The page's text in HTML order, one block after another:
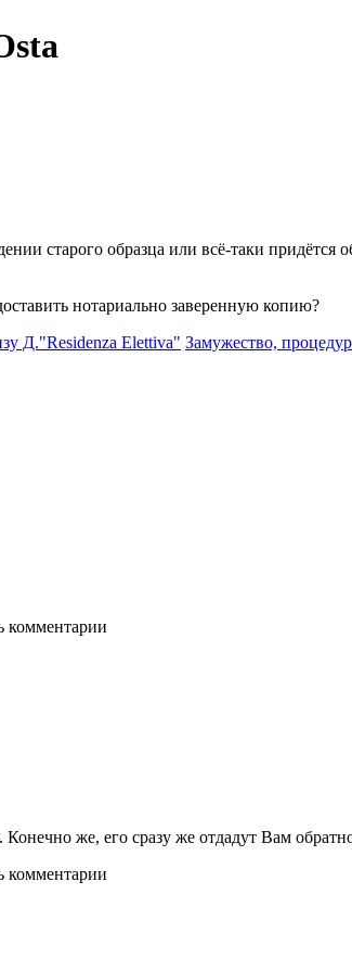
старого образца или всё-таки
нотариально заверенную копию?
Д."Residenza Elettiva" Замужество,
комментарии
же, его сразу же отдадут Вам
комментарии